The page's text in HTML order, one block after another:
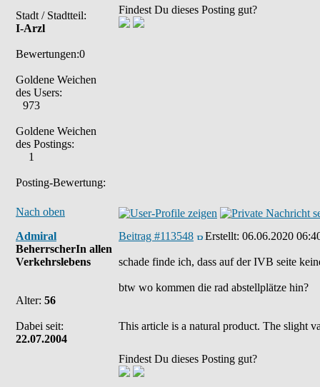
Stadt / Stadtteil:
I-Arzl
Bewertungen:0
Goldene Weichen
des Users:
973
Goldene Weichen
des Postings:
1
Posting-Bewertung:
Findest Du dieses Posting gut?
Nach oben
Admiral
BeherrscherIn allen
Verkehrslebens
Alter: 56
Dabei seit:
22.07.2004
Beitrag #113548 Erstellt: 06.06.2020
schade finde ich, dass auf der IVB seite
btw wo kommen die rad abstellplätze hin?
This article is a natural product. The slight
Findest Du dieses Posting gut?